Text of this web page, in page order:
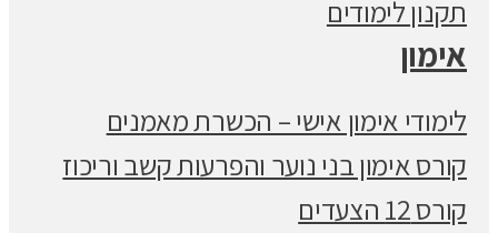
תקנון לימודים
אימון
לימודי אימון אישי – הכשרת מאמנים
קורס אימון בני נוער והפרעות קשב וריכוז
קורס 12 הצעדים